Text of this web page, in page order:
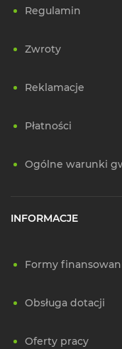
Regulamin
Zwroty
Reklamacje
Płatności
Ogólne warunki
INFORMACJE
Formy
Obsługa dotacji
Oferty pracy